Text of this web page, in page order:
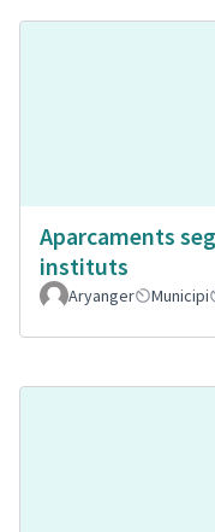
Aparcaments
instituts
Aryanger Municipi